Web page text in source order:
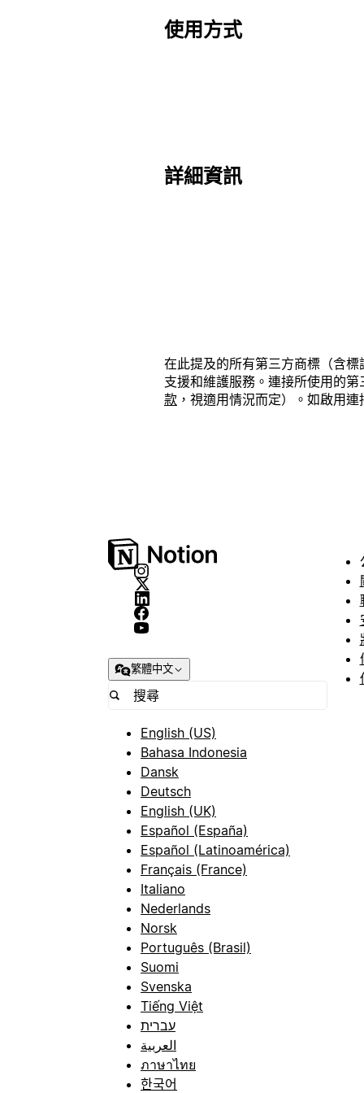
使用方式
詳細資訊
在此提及的所有第三方商標（含
支援和維護服務。連接所使用的
款 ，視適用情況而定）。如啟用
繁體中文
English (US)
Bahasa Indonesia
Dansk
Deutsch
English (UK)
Español (España)
Español (Latinoamérica)
Français (France)
Italiano
Nederlands
Norsk
Português (Brasil)
Suomi
Svenska
Tiếng Việt
עברית
العربية
ภาษาไทย
한국어